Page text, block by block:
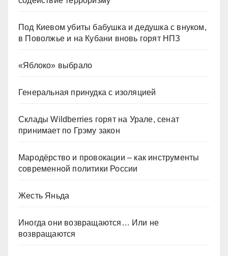
Под Киевом убиты бабушка и дедушка с внуком,
в Поволжье и на Кубани вновь горят НПЗ
«Яблоко» выбрало
Генеральная принудка с изоляцией
Склады Wildberries горят на Урале, сенат
принимает по Грэму закон
Мародёрство и провокации – как инструменты
современной политики России
Жесть Яньда
Иногда они возвращаются… Или не
возвращаются